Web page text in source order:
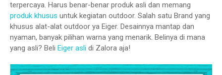
terpercaya. Harus benar-benar produk asli dan memang
produk khusus untuk kegiatan outdoor. Salah satu Brand yang
khusus alat-alat outdoor ya Eiger. Desainnya mantap dan
nyaman, banyak pilihan warna yang menarik. Belinya di mana
yang asli? Beli Eiger asli di Zalora aja!